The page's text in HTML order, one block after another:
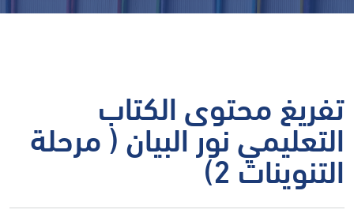
تفريغ محتوى الكتاب
التعليمي نور البيان ( مرحلة
التنوينات 2)